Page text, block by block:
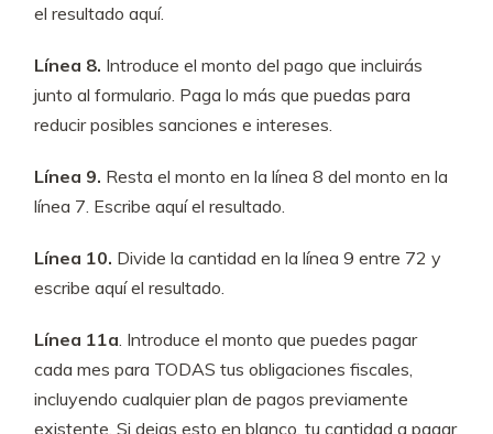
el resultado aquí.
Línea 8. Introduce el monto del pago que incluirás
junto al formulario. Paga lo más que puedas para
reducir posibles sanciones e intereses.
Línea 9. Resta el monto en la línea 8 del monto en la
línea 7. Escribe aquí el resultado.
Línea 10. Divide la cantidad en la línea 9 entre 72 y
escribe aquí el resultado.
Línea 11a . Introduce el monto que puedes pagar
cada mes para TODAS tus obligaciones fiscales,
incluyendo cualquier plan de pagos previamente
existente. Si dejas esto en blanco, tu cantidad a pagar